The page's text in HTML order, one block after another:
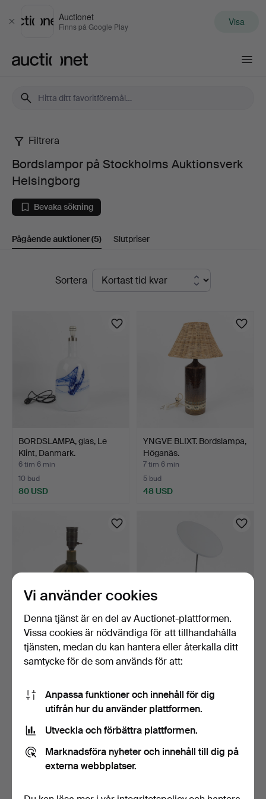
Stäng
Auctionet
Finns på Google Play Visa
Bordslampor
på
Stockholms
Auktionsverk
Filtrera
Bordslampor på Stockholms Auktionsverk
Helsingborg
Bevaka sökning
Pågående auktioner(5) Slutpriser
PågåendeSortera
BORDSLAMPA, glas, Le
Klint, Danmark.
6 tim 6 min
10 bud
80 USD
YNGVE BLIXT. Bordslampa,
Höganäs.
7 tim 6 min
5 bud
48 USD
BORDSLAMPA, bemålat
trä, Art deco.
2 dagar
159 USD
SCOTT WILSON.
Bordslampa, "Sisifo",
Artemi…
3 dagar
264 USD
Vi använder cookies
Denna tjänst är en del av Auctionet-plattformen.
Vissa cookies är nödvändiga för att tillhandahålla
tjänsten, medan du kan hantera eller återkalla ditt
samtycke för de som används för att:
Anpassa funktioner och innehåll för dig
utifrån hur du använder plattformen.
Utveckla och förbättra plattformen.
Marknadsföra nyheter och innehåll till dig på
externa webbplatser.